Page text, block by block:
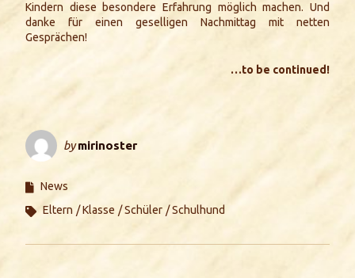
Kindern diese besondere Erfahrung möglich machen. Und
danke für einen geselligen Nachmittag mit netten
Gesprächen!
…to be continued!
bymirinoster
News
Eltern
Klasse Schüler Schulhund